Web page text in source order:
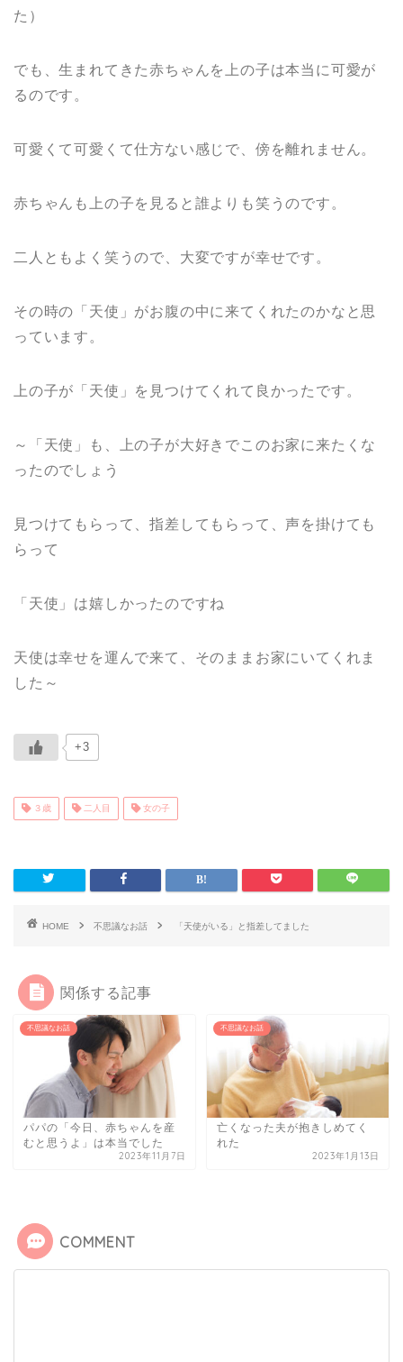
た）
でも、生まれてきた赤ちゃんを上の子は本当に可愛が
るのです。
可愛くて可愛くて仕方ない感じで、傍を離れません。
赤ちゃんも上の子を見ると誰よりも笑うのです。
二人ともよく笑うので、大変ですが幸せです。
その時の「天使」がお腹の中に来てくれたのかなと思
っています。
上の子が「天使」を見つけてくれて良かったです。
～「天使」も、上の子が大好きでこのお家に来たくな
ったのでしょう
見つけてもらって、指差してもらって、声を掛けても
らって
「天使」は嬉しかったのですね
天使は幸せを運んで来て、そのままお家にいてくれま
した～
+3
３歳 二人目 女の子
HOME 不思議なお話 「天使がいる」と指差してました
関係する記事
不思議なお話
パパの「今日、赤ちゃんを産
むと思うよ」は本当でした
2023年11月7日
不思議なお話
亡くなった夫が抱きしめてく
れた
2023年1月13日
COMMENT